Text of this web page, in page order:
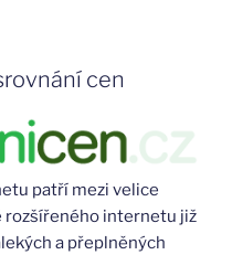
cen
patří mezi velice
rozšířeného internetu již
a přeplněných